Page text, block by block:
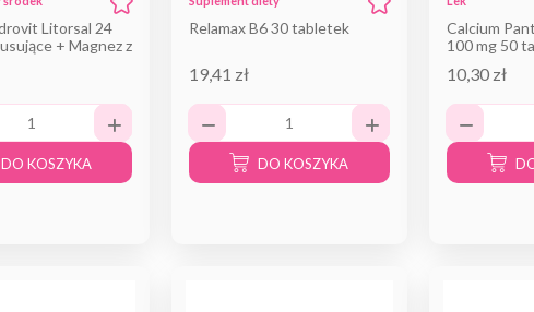
żywieniowego
Litorsal 24
+ Magnez z
DO KOSZYKA
Relamax B6 30 tabletek
19,41 zł
DO KOSZYKA
Calcium
100 mg 50
10,30 zł